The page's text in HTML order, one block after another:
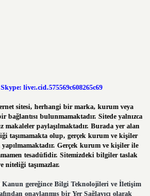
Skype: live:.cid.575569c608265c69
sitesi, herhangi bir marka, kurum veya
bağlantısı bulunmamaktadır. Sitede yalnızca
makaleler paylaşılmaktadır. Burada yer alan
taşımamakta olup, gerçek kurum ve kişiler
yapılmamaktadır. Gerçek kurum ve kişiler ile
tesadüfidir. Sitemizdeki bilgiler taslak
niteliği taşımazlar.
Kanun gereğince Bilgi Teknolojileri ve İletişim
onaylanmış bir Yer Sağlayıcı olarak